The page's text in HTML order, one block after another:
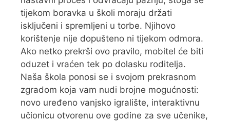
tijekom boravka u školi moraju držati
isključeni i spremljeni u torbe. Njihovo
korištenje nije dopušteno ni tijekom odmora.
Ako netko prekrši ovo pravilo, mobitel će biti
oduzet i vraćen tek po dolasku roditelja.
Naša škola ponosi se i svojom prekrasnom
zgradom koja vam nudi brojne mogućnosti:
novo uređeno vanjsko igralište, interaktivnu
učionicu otvorenu ove godine za sve učenike,